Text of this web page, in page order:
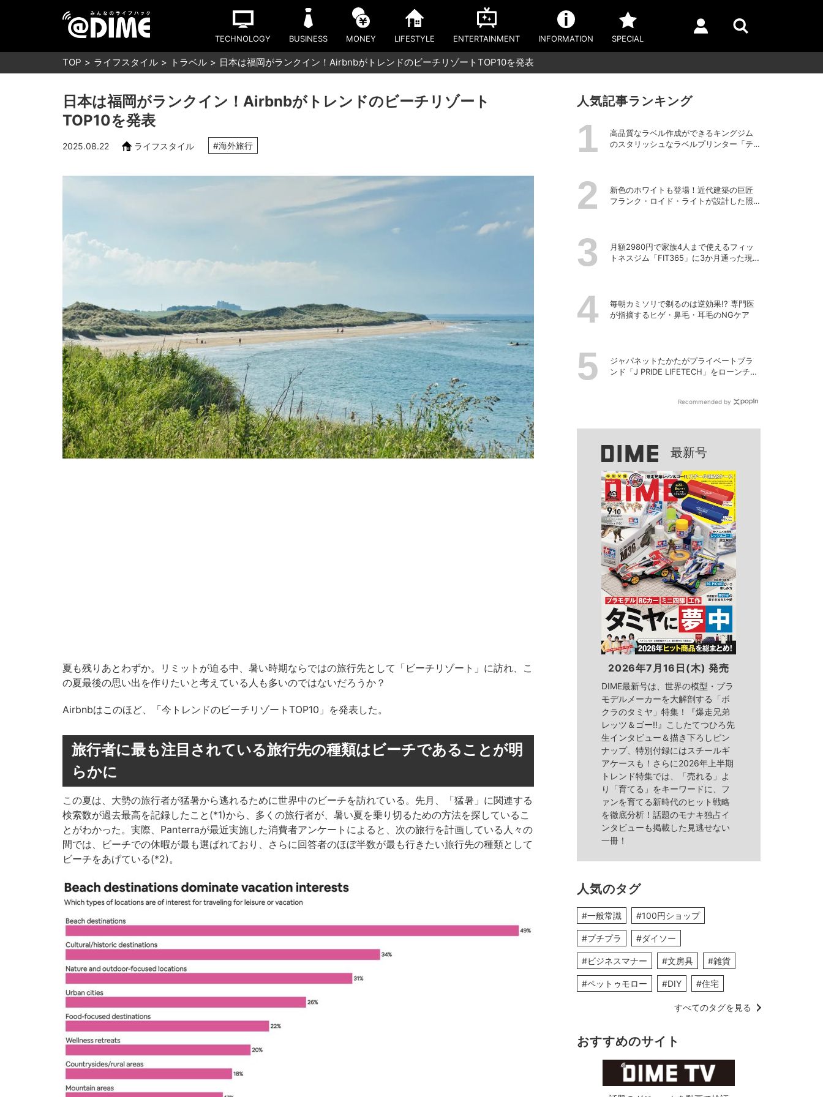
TECHNOLOGY BUSINESS MONEY LIFESTYLE ENTERTAINMENT INFORMATION SPECIAL
TOP ライフスタイル トラベル 日本は福岡がランクイン！AirbnbがトレンドのビーチリゾートTOP10を発表
日本は福岡がランクイン！Airbnbがトレンドのビーチリゾート
TOP10を発表
2025.08.22 ライフスタイル #海外旅行
夏も残りあとわずか。リミットが迫る中、暑い時期ならではの旅行先として「ビーチリゾート」に訪れ、こ
の夏最後の思い出を作りたいと考えている人も多いのではないだろうか？
Airbnbはこのほど、「今トレンドのビーチリゾートTOP10」を発表した。
旅行者に最も注目されている旅行先の種類はビーチであることが明
らかに
この夏は、大勢の旅行者が猛暑から逃れるために世界中のビーチを訪れている。先月、「猛暑」に関連する
検索数が過去最高を記録したこと(*1)から、多くの旅行者が、暑い夏を乗り切るための方法を探しているこ
とがわかった。実際、Panterraが最近実施した消費者アンケートによると、次の旅行を計画している人々の
間では、ビーチでの休暇が最も選ばれており、さらに回答者のほぼ半数が最も行きたい旅行先の種類として
ビーチをあげている(*2)。
人気記事ランキング
高品質なラベル作成ができるキングジム
のスタリッシュなラベルプリンター「テ
新色のホワイトも登場！近代建築の巨匠
フランク・ロイド・ライトが設計した照
月額2980円で家族4人まで使えるフィッ
トネスジム「FIT365」に3か月通った現在
毎朝カミソリで剃るのは逆効果!? 専門医
が指摘するヒゲ・鼻毛・耳毛のNGケア
ジャパネットたかたがプライベートブラ
ンド「J PRIDE LIFETECH」をローンチ、
Recommended by
最新号
2026年7月16日(木) 発売
DIME最新号は、世界の模型・プラ
モデルメーカーを大解剖する「ボ
クラのタミヤ」特集！『爆走兄弟
レッツ＆ゴー!!』こしたてつひろ先
生インタビュー＆描き下ろしピン
ナップ、特別付録にはスチールギ
アケースも！さらに2026年上半期
トレンド特集では、「売れる」よ
り「育てる」をキーワードに、フ
ァンを育てる新時代のヒット戦略
を徹底分析！話題のモナキ独占イ
ンタビューも掲載した見逃せない
一冊！
人気のタグ
#一般常識 #100円ショップ
#プチプラ #ダイソー
#ビジネスマナー #文房具 #雑貨
#ペットゥモロー #DIY #住宅
すべてのタグを見る
おすすめのサイト